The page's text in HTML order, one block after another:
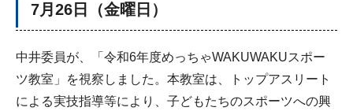
7月26日（金曜日）
中井委員が、「令和6年度めっちゃWAKUWAKUスポー
ツ教室」を視察しました。本教室は、トップアスリート
による実技指導等により、子どもたちのスポーツへの興